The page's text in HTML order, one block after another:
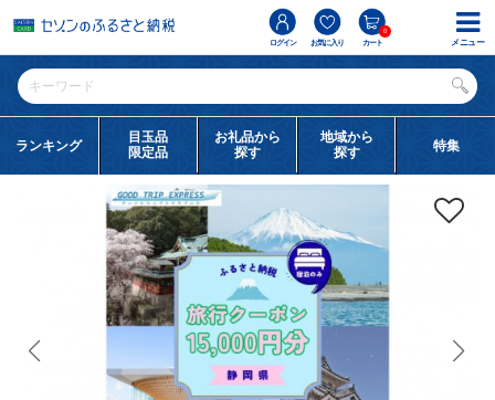
ログイン お気に入り カート
0
ランキング
目玉品
限定品
お礼品から
探す
地域から
探す
特集
メニュー